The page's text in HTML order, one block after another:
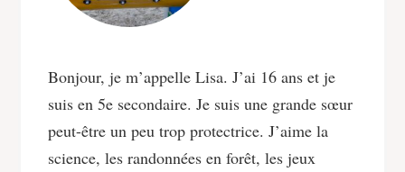
Bonjour, je m’appelle Lisa. J’ai 16 ans et je
suis en 5e secondaire. Je suis une grande sœur
peut-être un peu trop protectrice. J’aime la
science, les randonnées en forêt, les jeux